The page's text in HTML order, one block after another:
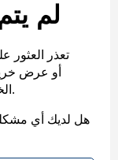
لم
تعذر العثور
الخاصة بنا لمساعدتك في العثور على ما تريد.
هل لديك أي